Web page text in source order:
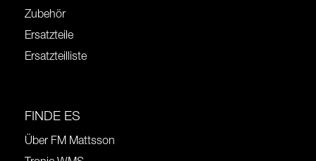
Zubehör
Ersatzteile
Ersatzteilliste
FINDE ES
Über FM Mattsson